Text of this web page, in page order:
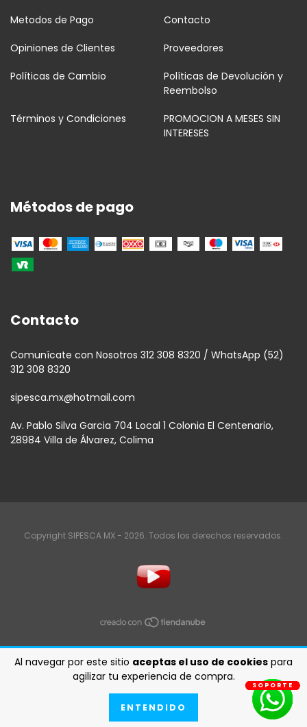
Al navegar por este sitio aceptas el uso de cookies para
agilizar tu experiencia de compra.
ENTENDIDO
Metodos de Pago Contacto
Opiniones de Clientes Proveedores
Políticas de Cambio
Políticas de Devolución y
Reembolso
Términos y Condiciones
PROMOCION A MESES SIN
INTERESES
Métodos de pago
Contacto
Comunícate con Nosotros 312 308 8320 / WhatsApp (52)
312 308 8320
sipesca.mx@hotmail.com
Av. Pablo Silva Garcia 704 Local 1 Colonia El Centenario,
28984 Villa de Álvarez, Colima
Copyright SIPESCA MX - 2026. Todos los derechos reservados.
SOPORTE
SOPORTE
SOPORTE
SOPORTE
SOPORTE
SOPORTE
SOPORTE